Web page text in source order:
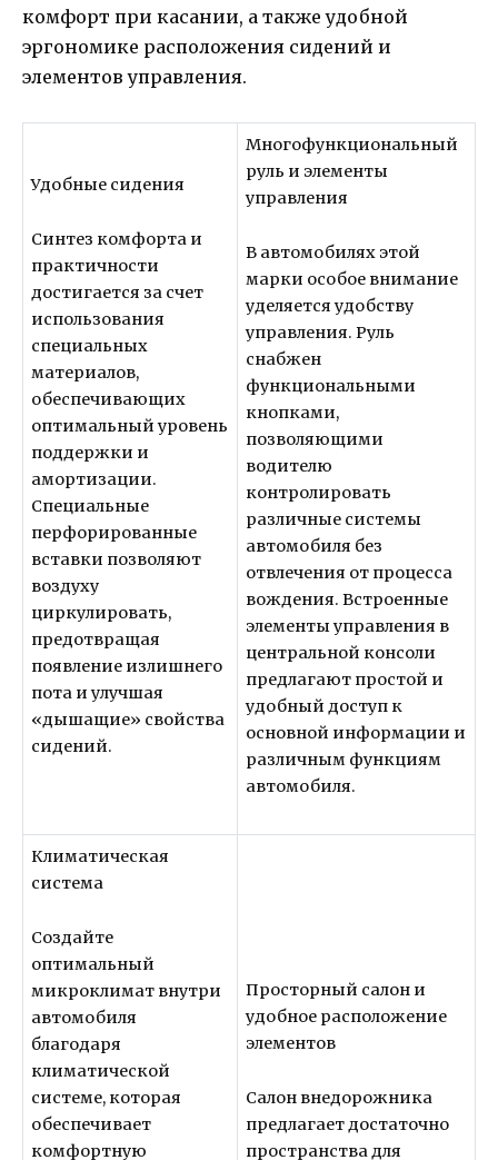
комфорт при касании, а также удобной
эргономике расположения сидений и
элементов управления.
Удобные сидения
Синтез комфорта и
практичности
достигается за счет
использования
специальных
материалов,
обеспечивающих
оптимальный уровень
поддержки и
амортизации.
Специальные
перфорированные
вставки позволяют
воздуху
циркулировать,
предотвращая
появление излишнего
пота и улучшая
«дышащие» свойства
сидений.
Многофункциональный
руль и элементы
управления
В автомобилях этой
марки особое внимание
уделяется удобству
управления. Руль
снабжен
функциональными
кнопками,
позволяющими
водителю
контролировать
различные системы
автомобиля без
отвлечения от процесса
вождения. Встроенные
элементы управления в
центральной консоли
предлагают простой и
удобный доступ к
основной информации и
различным функциям
автомобиля.
Климатическая
система
Создайте
оптимальный
микроклимат внутри
автомобиля
благодаря
климатической
системе, которая
обеспечивает
комфортную
Просторный салон и
удобное расположение
элементов
Салон внедорожника
предлагает достаточно
пространства для